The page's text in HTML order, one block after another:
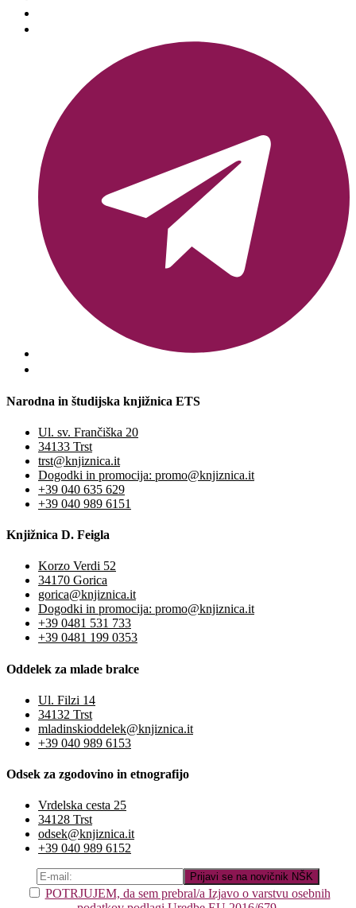
Narodna in študijska knjižnica ETS
Ul. sv. Frančiška 20
34133 Trst
trst@knjiznica.it
Dogodki in promocija: promo@knjiznica.it
+39 040 635 629
+39 040 989 6151
Knjižnica D. Feigla
Korzo Verdi 52
34170 Gorica
gorica@knjiznica.it
Dogodki in promocija: promo@knjiznica.it
+39 0481 531 733
+39 0481 199 0353
Oddelek za mlade bralce
Ul. Filzi 14
34132 Trst
mladinskioddelek@knjiznica.it
+39 040 989 6153
Odsek za zgodovino in etnografijo
Vrdelska cesta 25
34128 Trst
odsek@knjiznica.it
+39 040 989 6152
POTRJUJEM, da sem prebral/a Izjavo o varstvu osebnih